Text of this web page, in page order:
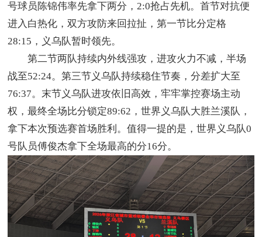
号球员陈锦伟率先拿下两分，2:0抢占先机。首节对抗便
进入白热化，双方攻防来回拉扯，第一节比分定格
28:15，义乌队暂时领先。
第二节两队持续内外线强攻，进攻火力不减，半场
战至52:24。第三节义乌队持续稳住节奏，分差扩大至
76:37。末节义乌队进攻依旧高效，牢牢掌控赛场主动
权，最终全场比分锁定89:62，世界义乌队大胜兰溪队，
拿下本次预选赛首场胜利。值得一提的是，世界义乌队0
号队员傅俊杰拿下全场最高的分16分。